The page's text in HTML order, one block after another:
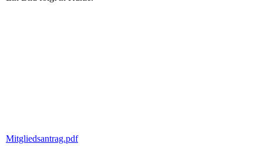
Mitgliedsantrag.pdf